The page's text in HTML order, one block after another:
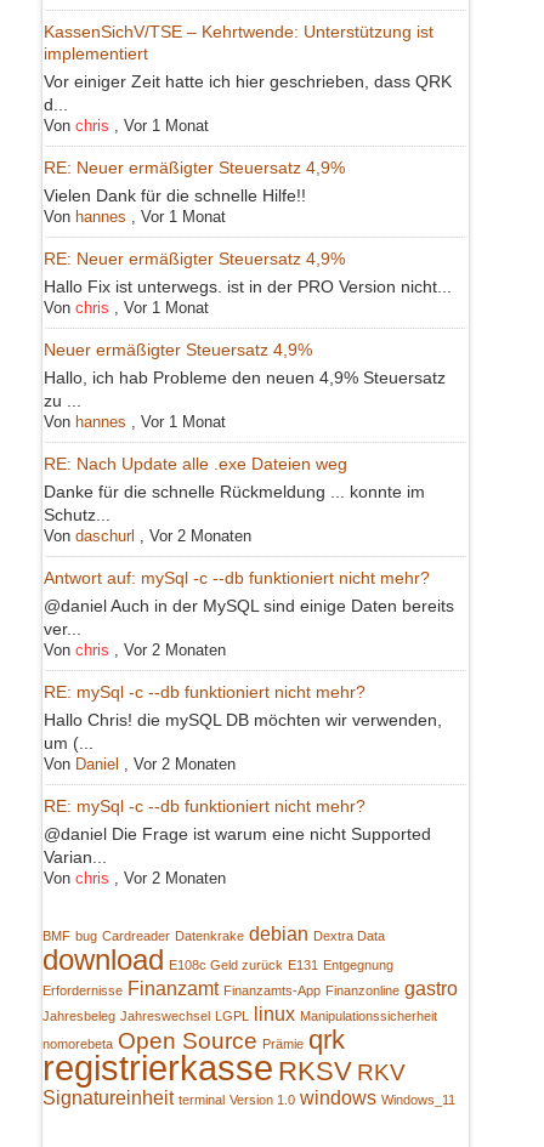
KassenSichV/TSE – Kehrtwende: Unterstützung ist
implementiert
Vor einiger Zeit hatte ich hier geschrieben, dass QRK
d...
Von chris Vor 1 Monat
RE: Neuer ermäßigter Steuersatz 4,9%
Vielen Dank für die schnelle Hilfe!!
Von hannes Vor 1 Monat
RE: Neuer ermäßigter Steuersatz 4,9%
Hallo Fix ist unterwegs. ist in der PRO Version nicht...
Von chris Vor 1 Monat
Neuer ermäßigter Steuersatz 4,9%
Hallo, ich hab Probleme den neuen 4,9% Steuersatz
zu ...
Von hannes Vor 1 Monat
RE: Nach Update alle .exe Dateien weg
Danke für die schnelle Rückmeldung ... konnte im
Schutz...
Von daschurl Vor 2 Monaten
Antwort auf: mySql -c --db funktioniert nicht mehr?
@daniel Auch in der MySQL sind einige Daten bereits
ver...
Von chris Vor 2 Monaten
RE: mySql -c --db funktioniert nicht mehr?
Hallo Chris! die mySQL DB möchten wir verwenden,
um (...
Von Daniel Vor 2 Monaten
RE: mySql -c --db funktioniert nicht mehr?
@daniel Die Frage ist warum eine nicht Supported
Varian...
Von chris Vor 2 Monaten
BMF bug Cardreader Datenkrake debian Dextra Data
download E108c Geld zurück E131 Entgegnung
Erfordernisse Finanzamt Finanzamts-App Finanzonline gastro
Jahresbeleg Jahreswechsel LGPL linux Manipulationssicherheit
nomorebeta Open Source Prämie qrk
registrierkasse RKSV RKV
Signatureinheit terminal Version 1.0 windows Windows_11